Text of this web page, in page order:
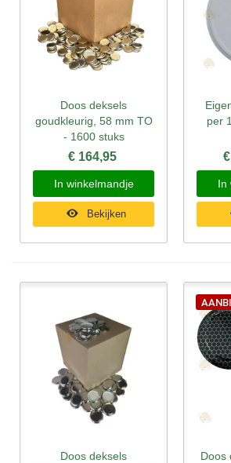
Doos deksels
goudkleurig, 58 mm TO
- 1600 stuks
€ 164,95
In winkelmandje
Bekijken
per
In
Doos deksels
Doos